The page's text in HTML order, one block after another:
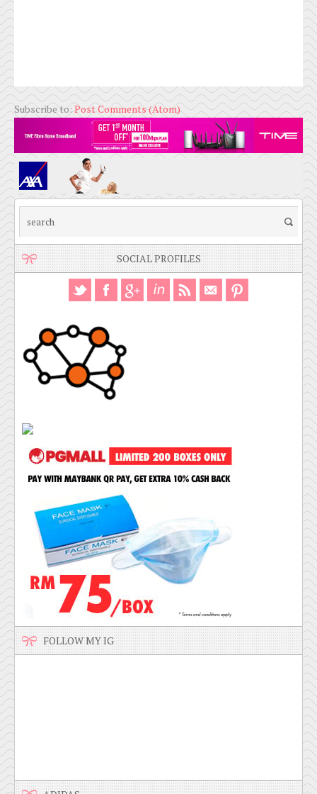
Subscribe to:Post Comments (Atom)
SOCIAL PROFILES
FOLLOW MY IG